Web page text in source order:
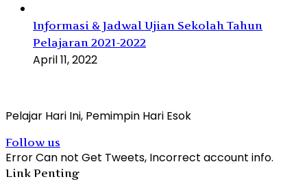
Informasi & Jadwal Ujian Sekolah Tahun
Pelajaran 2021-2022
April 11, 2022
Pelajar Hari Ini, Pemimpin Hari Esok
Follow us
Error Can not Get Tweets, Incorrect account info.
Link Penting